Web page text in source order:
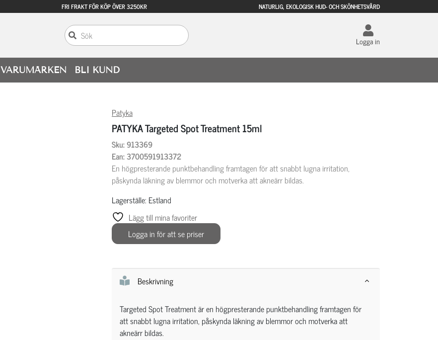
FRI FRAKT FÖR KÖP ÖVER 3250KR NATURLIG, EKOLOGISK HUD- OCH SKÖNHETSVÅRD
Logga in
VARUMÄRKEN BLI KUND
Patyka
PATYKA Targeted Spot Treatment 15ml
Sku: 913369
Ean: 3700591913372
En högpresterande punktbehandling framtagen för att snabbt lugna irritation,
påskynda läkning av blemmor och motverka att akneärr bildas.
Lagerställe: Estland
Lägg till mina favoriter
Logga in för att se priser
Beskrivning
Targeted Spot Treatment är en högpresterande punktbehandling framtagen för
att snabbt lugna irritation, påskynda läkning av blemmor och motverka att
akneärr bildas.